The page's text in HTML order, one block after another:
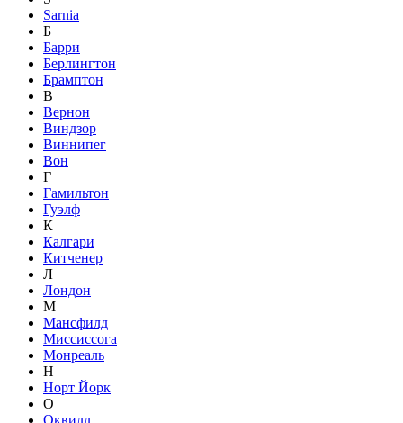
Sarnia
Б
Барри
Берлингтон
Брамптон
В
Вернон
Виндзор
Виннипег
Вон
Г
Гамильтон
Гуэлф
К
Калгари
Китченер
Л
Лондон
М
Мансфилд
Миссиссога
Монреаль
Н
Норт Йорк
О
Оквилл